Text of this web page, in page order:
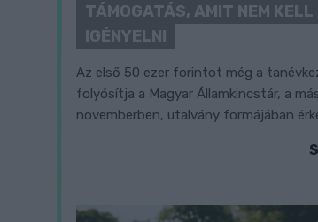
TÁMOGATÁS, AMIT NEM KELL
IGÉNYELNI
Az első 50 ezer forintot még a
folyósítja a Magyar Államkincstár, a
novemberben, utalvány formájában